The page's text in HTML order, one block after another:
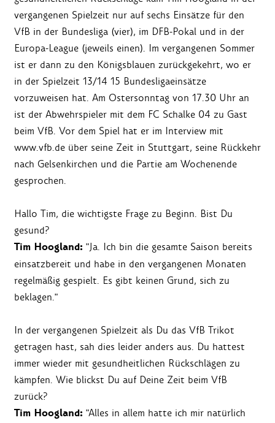
vergangenen Spielzeit nur auf sechs Einsätze für den
VfB in der Bundesliga (vier), im DFB-Pokal und in der
Europa-League (jeweils einen). Im vergangenen Sommer
ist er dann zu den Königsblauen zurückgekehrt, wo er
in der Spielzeit 13/14 15 Bundesligaeinsätze
vorzuweisen hat. Am Ostersonntag von 17.30 Uhr an
ist der Abwehrspieler mit dem FC Schalke 04 zu Gast
beim VfB. Vor dem Spiel hat er im Interview mit
www.vfb.de über seine Zeit in Stuttgart, seine Rückkehr
nach Gelsenkirchen und die Partie am Wochenende
gesprochen.
Hallo Tim, die wichtigste Frage zu Beginn. Bist Du
gesund?
Tim Hoogland: "Ja. Ich bin die gesamte Saison bereits
einsatzbereit und habe in den vergangenen Monaten
regelmäßig gespielt. Es gibt keinen Grund, sich zu
beklagen."
In der vergangenen Spielzeit als Du das VfB Trikot
getragen hast, sah dies leider anders aus. Du hattest
immer wieder mit gesundheitlichen Rückschlägen zu
kämpfen. Wie blickst Du auf Deine Zeit beim VfB
zurück?
Tim Hoogland: "Alles in allem hatte ich mir natürlich